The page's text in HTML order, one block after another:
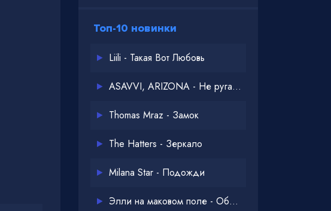
Топ-10 новинки
Liili - Такая Вот Любовь
ASAVVI, ARIZONA - Не ругайся
Thomas Mraz - Замок
The Hatters - Зеркало
Milana Star - Подожди
Элли на маковом поле - Обнимай